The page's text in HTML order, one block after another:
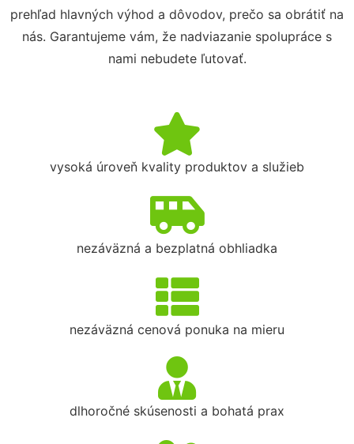
prehľad hlavných výhod a dôvodov, prečo sa obrátiť na
nás. Garantujeme vám, že nadviazanie spolupráce s
nami nebudete ľutovať.
vysoká úroveň kvality produktov a služieb
nezáväzná a bezplatná obhliadka
nezáväzná cenová ponuka na mieru
dlhoročné skúsenosti a bohatá prax